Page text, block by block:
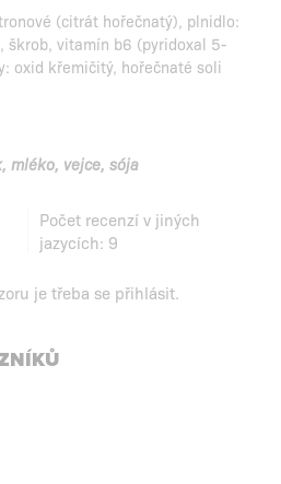
(citrát hořečnatý), plnidlo:
škrob, vitamín b6 (pyridoxal 5-
oxid křemičitý, hořečnaté soli
mléko, vejce, sója
Počet recenzí v jiných
jazycích: 9
je třeba se přihlásit.